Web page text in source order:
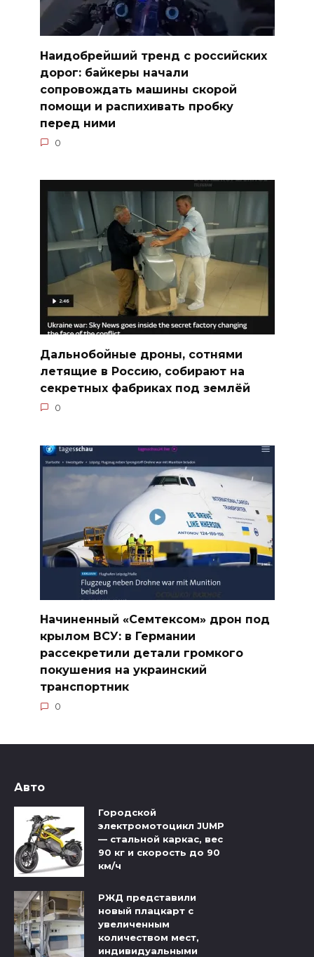
Наидобрейший тренд с российских
дорог: байкеры начали
сопровождать машины скорой
помощи и распихивать пробку
перед ними
0
Дальнобойные дроны, сотнями
летящие в Россию, собирают на
секретных фабриках под землёй
0
Начиненный «Семтексом» дрон под
крылом ВСУ: в Германии
рассекретили детали громкого
покушения на украинский
транспортник
0
Авто
Городской
электромотоцикл JUMP
— стальной каркас, вес
90 кг и скорость до 90
км/ч
РЖД представили
новый плацкарт с
увеличенным
количеством мест,
индивидуальными